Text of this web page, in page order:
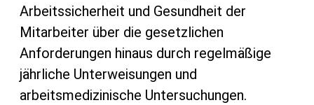
Arbeitssicherheit und Gesundheit der
Mitarbeiter über die gesetzlichen
Anforderungen hinaus durch regelmäßige
jährliche Unterweisungen und
arbeitsmedizinische Untersuchungen.